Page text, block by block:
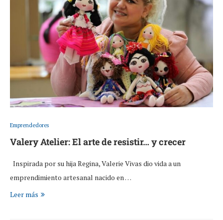
Emprendedores
Valery Atelier: El arte de resistir… y crecer
Inspirada por su hija Regina, Valerie Vivas dio vida a un
emprendimiento artesanal nacido en …
Leer más